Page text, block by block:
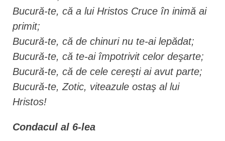
Bucură-te, că a lui Hristos Cruce în inimă ai
primit;
Bucură-te, că de chinuri nu te-ai lepădat;
Bucură-te, că te-ai împotrivit celor deşarte;
Bucură-te, că de cele cereşti ai avut parte;
Bucură-te, Zotic, viteazule ostaş al lui
Hristos!
Condacul al 6-lea